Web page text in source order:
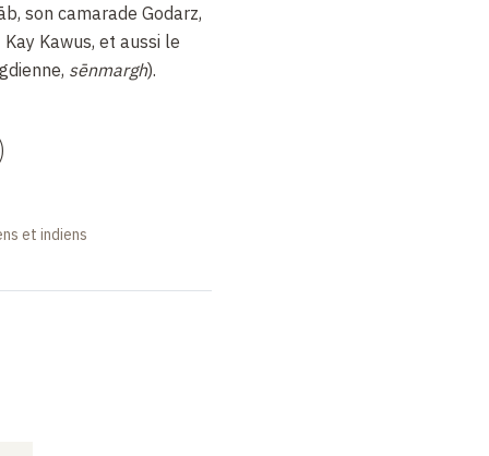
son camarade Godarz,
Kawus, et aussi le
sēnmargh).
et indiens